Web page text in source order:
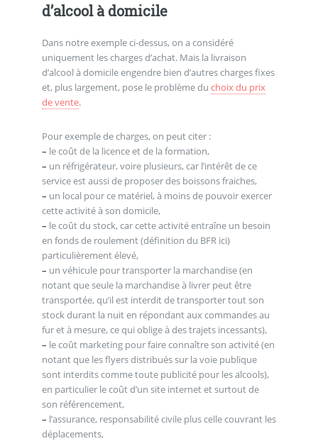
d’alcool à domicile
Dans notre exemple ci-dessus, on a considéré
uniquement les charges d’achat. Mais la livraison
d’alcool à domicile engendre bien d’autres charges fixes
et, plus largement, pose le problème du choix du prix
de vente.
Pour exemple de charges, on peut citer :
– le coût de la licence et de la formation,
– un réfrigérateur, voire plusieurs, car l’intérêt de ce
service est aussi de proposer des boissons fraiches,
– un local pour ce matériel, à moins de pouvoir exercer
cette activité à son domicile,
– le coût du stock, car cette activité entraîne un besoin
en fonds de roulement (définition du BFR ici)
particulièrement élevé,
– un véhicule pour transporter la marchandise (en
notant que seule la marchandise à livrer peut être
transportée, qu’il est interdit de transporter tout son
stock durant la nuit en répondant aux commandes au
fur et à mesure, ce qui oblige à des trajets incessants),
– le coût marketing pour faire connaître son activité (en
notant que les flyers distribués sur la voie publique
sont interdits comme toute publicité pour les alcools),
en particulier le coût d’un site internet et surtout de
son référencement,
– l’assurance, responsabilité civile plus celle couvrant les
déplacements,